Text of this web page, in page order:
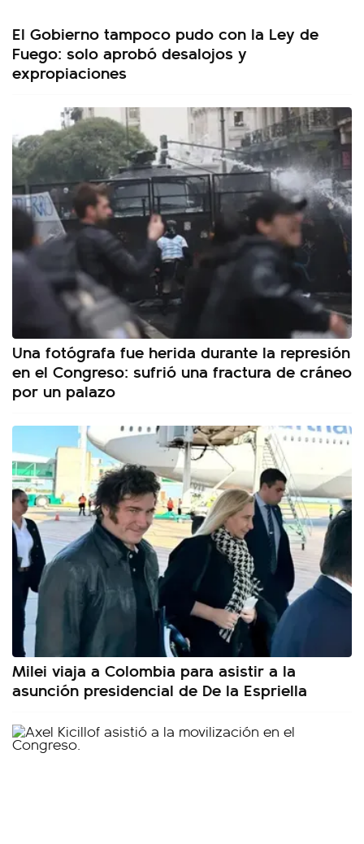
El Gobierno tampoco pudo con la Ley de
Fuego: solo aprobó desalojos y
expropiaciones
Una fotógrafa fue herida durante la represión
en el Congreso: sufrió una fractura de cráneo
por un palazo
Milei viaja a Colombia para asistir a la
asunción presidencial de De la Espriella